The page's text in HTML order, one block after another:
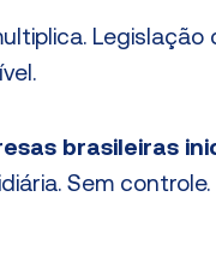
Legislação
brasileiras
Sem controle.